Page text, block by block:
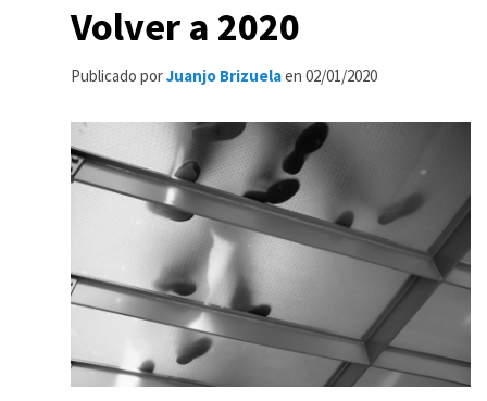
Volver a 2020
Publicado porJuanjo Brizuelaen 02/01/2020